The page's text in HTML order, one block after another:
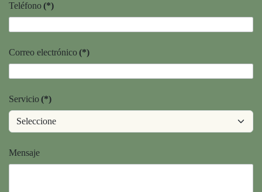
Teléfono(*)
Correo electrónico(*)
Servicio(*)
Mensaje